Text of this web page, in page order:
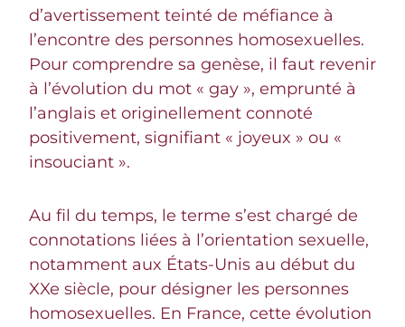
d’avertissement teinté de méfiance à
l’encontre des personnes homosexuelles.
Pour comprendre sa genèse, il faut revenir
à l’évolution du mot « gay », emprunté à
l’anglais et originellement connoté
positivement, signifiant « joyeux » ou «
insouciant ».
Au fil du temps, le terme s’est chargé de
connotations liées à l’orientation sexuelle,
notamment aux États-Unis au début du
XXe siècle, pour désigner les personnes
homosexuelles. En France, cette évolution